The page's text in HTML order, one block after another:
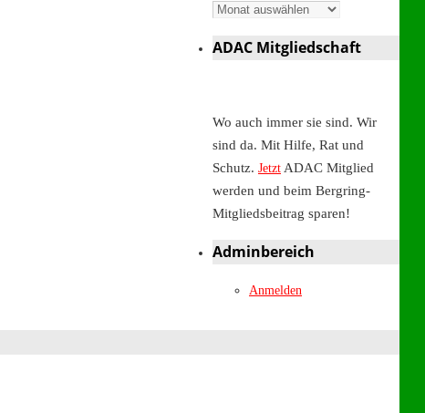
Archive
ADAC Mitgliedschaft
Wo auch immer sie sind. Wir
sind da. Mit Hilfe, Rat und
Schutz. Jetzt ADAC Mitglied
werden und beim Bergring-
Mitgliedsbeitrag sparen!
Adminbereich
Anmelden